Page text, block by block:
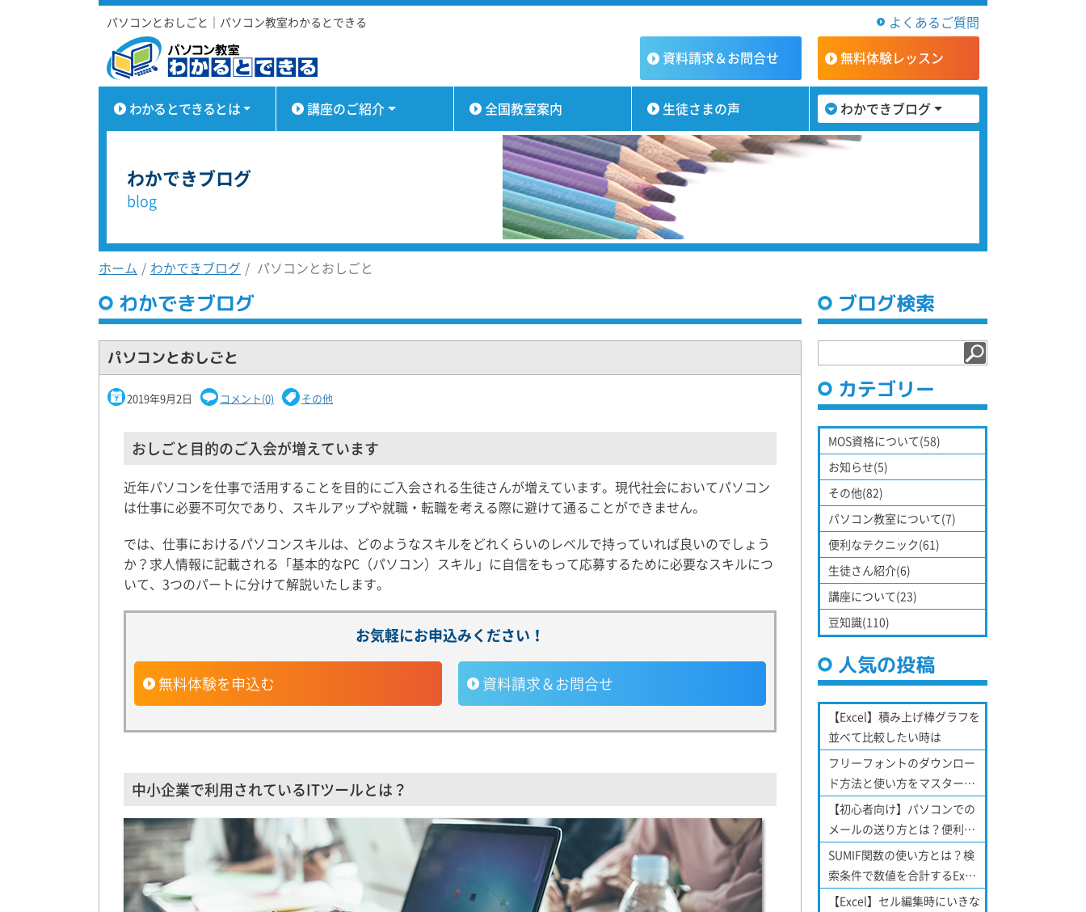
パソコンとおしごと｜パソコン教室わかるとできる
よくあるご質問
資料請求＆お問合せ 無料体験レッスン
わかるとできるとは 講座のご紹介 全国教室案内 生徒さまの声 わかできブログ
わかできブログ
blog
ホーム わかできブログ パソコンとおしごと
わかできブログ
パソコンとおしごと
2019年9月2日 コメント(0) その他
おしごと目的のご入会が増えています
近年パソコンを仕事で活用することを目的にご入会される生徒さんが増えています。現代社会においてパソコン
は仕事に必要不可欠であり、スキルアップや就職・転職を考える際に避けて通ることができません。
では、仕事におけるパソコンスキルは、どのようなスキルをどれくらいのレベルで持っていれば良いのでしょう
か？求人情報に記載される「基本的なPC（パソコン）スキル」に自信をもって応募するために必要なスキルにつ
いて、3つのパートに分けて解説いたします。
お気軽にお申込みください！
無料体験を申込む 資料請求＆お問合せ
中小企業で利用されているITツールとは？
ブログ検索
カテゴリー
MOS資格について(58)
お知らせ(5)
その他(82)
パソコン教室について(7)
便利なテクニック(61)
生徒さん紹介(6)
講座について(23)
豆知識(110)
人気の投稿
【Excel】積み上げ棒グラフを
並べて比較したい時は
フリーフォントのダウンロー
ド方法と使い方をマスターし
よう！
【初心者向け】パソコンでの
メールの送り方とは？便利な
機能についてもご紹介！
SUMIF関数の使い方とは？検
索条件で数値を合計するExcel
関数について
【Excel】セル編集時にいきな